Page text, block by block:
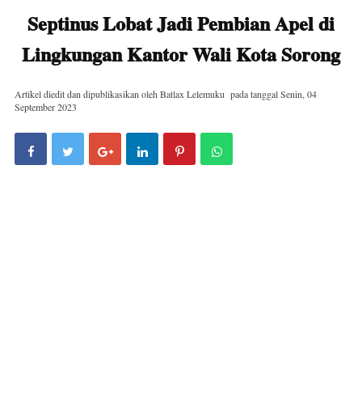
Septinus Lobat Jadi Pembian Apel di
Lingkungan Kantor Wali Kota Sorong
Artikel diedit dan dipublikasikan oleh Batlax Lelemuku pada tanggalSenin, 04
September 2023